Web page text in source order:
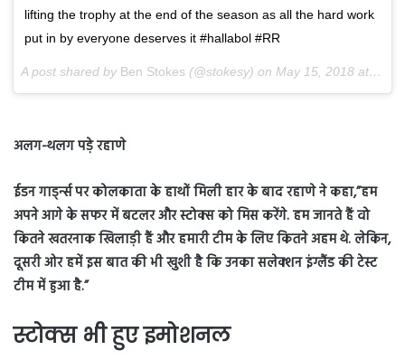
lifting the trophy at the end of the season as all the hard work
put in by everyone deserves it #hallabol #RR
A post shared by Ben Stokes (@stokesy) on May 15, 2018 at 5:16am PDT
अलग-थलग पड़े रहाणे
ईडन गार्ड्न्स पर कोलकाता के हाथों मिली हार के बाद रहाणे ने कहा,”हम
अपने आगे के सफर में बटलर और स्टोक्स को मिस करेंगे. हम जानते हैं वो
कितने खतरनाक खिलाड़ी हैं और हमारी टीम के लिए कितने अहम थे. लेकिन,
दूसरी ओर हमें इस बात की भी खुशी है कि उनका सलेक्शन इंग्लैंड की टेस्ट
टीम में हुआ है.”
स्टोक्स भी हुए इमोशनल